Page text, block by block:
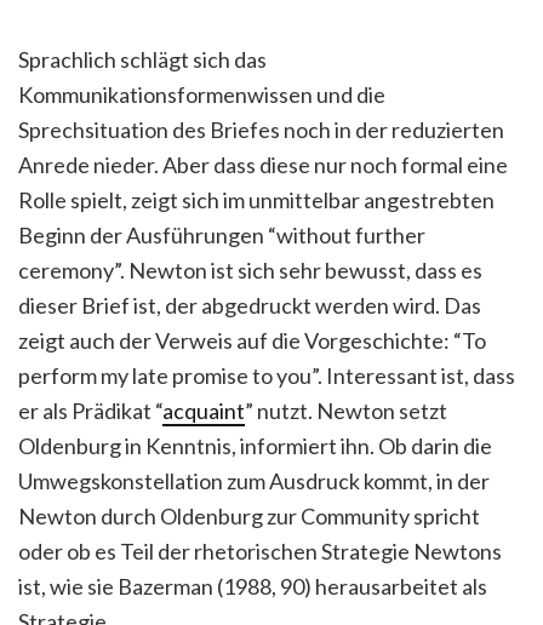
Sprachlich schlägt sich das
Kommunikationsformenwissen und die
Sprechsituation des Briefes noch in der reduzierten
Anrede nieder. Aber dass diese nur noch formal eine
Rolle spielt, zeigt sich im unmittelbar angestrebten
Beginn der Ausführungen “without further
ceremony”. Newton ist sich sehr bewusst, dass es
dieser Brief ist, der abgedruckt werden wird. Das
zeigt auch der Verweis auf die Vorgeschichte: “To
perform my late promise to you”. Interessant ist, dass
er als Prädikat “acquaint” nutzt. Newton setzt
Oldenburg in Kenntnis, informiert ihn. Ob darin die
Umwegskonstellation zum Ausdruck kommt, in der
Newton durch Oldenburg zur Community spricht
oder ob es Teil der rhetorischen Strategie Newtons
ist, wie sie Bazerman (1988, 90) herausarbeitet als